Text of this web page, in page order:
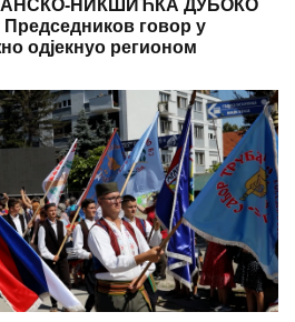
воде у Гучу!